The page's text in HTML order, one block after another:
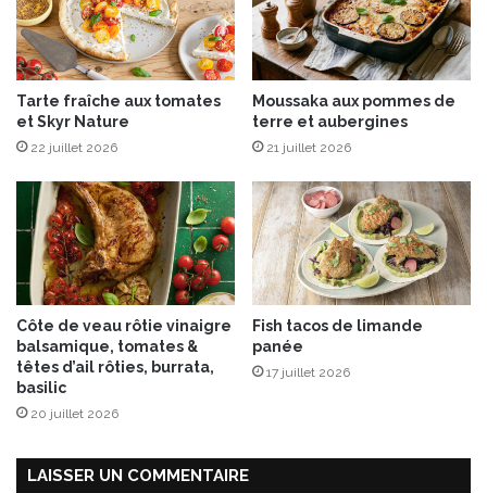
e
t
o
i
g
n
o
t
b
u
l
e
s
s
a
n
s
a
c
Tarte fraîche aux tomates
et Skyr Nature
22 juillet 2026
Moussaka aux pommes de
terre et aubergines
21 juillet 2026
Côte de veau rôtie vinaigre
balsamique, tomates &
têtes d’ail rôties, burrata,
basilic
20 juillet 2026
Fish tacos de limande
panée
17 juillet 2026
LAISSER UN COMMENTAIRE